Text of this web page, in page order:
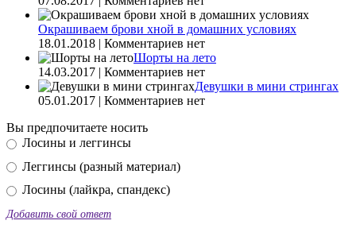
Окрашиваем брови хной в домашних условиях
18.01.2018 | Комментариев нет
Шорты на лето
14.03.2017 | Комментариев нет
Девушки в мини стрингах
05.01.2017 | Комментариев нет
Вы предпочитаете носить
Лосины и леггинсы
Леггинсы (разный материал)
Лосины (лайкра, спандекс)
Добавить свой ответ